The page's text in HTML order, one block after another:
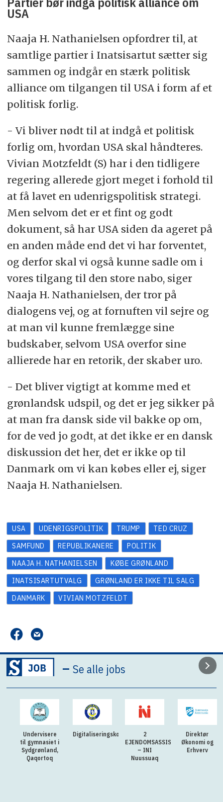
USA
Naaja H. Nathanielsen opfordrer til, at
samtlige partier i Inatsisartut sætter sig
sammen og indgår en stærk politisk
alliance om tilgangen til USA i form af et
politisk forlig.
- Vi bliver nødt til at indgå et politisk
forlig om, hvordan USA skal håndteres.
Vivian Motzfeldt (S) har i den tidligere
regering allerede gjort meget i forhold til
at få lavet en udenrigspolitisk strategi.
Men selvom det er et fint og godt
dokument, så har USA siden da ageret på
en anden måde end det vi har forventet,
og derfor skal vi også kunne sadle om i
vores tilgang til den store nabo, siger
Naaja H. Nathanielsen, der tror på
dialogens vej, og at fornuften vil sejre og
at man vil kunne fremlægge sine
budskaber, selvom USA overfor sine
allierede har en retorik, der skaber uro.
- Det bliver vigtigt at komme med et
grønlandsk udspil, og det er jeg sikker på
at man fra dansk side vil bakke op om,
for de ved jo godt, at det ikke er en dansk
diskussion det her, det er ikke op til
Danmark om vi kan købes eller ej, siger
Naaja H. Nathanielsen.
USA UDENRIGSPOLITIK TRUMP
TED CRUZ
SAMFUND
REPUBLIKANERE
POLITIK
NAAJA H. NATHANIELSEN
KØBE GRØNLAND
INATSISARTUTVALG
GRØNLAND ER IKKE TIL SALG
DANMARK
VIVIAN MOTZFELDT
–Se alle jobs
Undervisere
til gymnasiet i
Sydgrønland,
Qaqortoq
Digitaliseringskonsulent
2
EJENDOMSASSISTENTER
– INI
Nuussuaq
Direktør
Økonomi og
Erhverv